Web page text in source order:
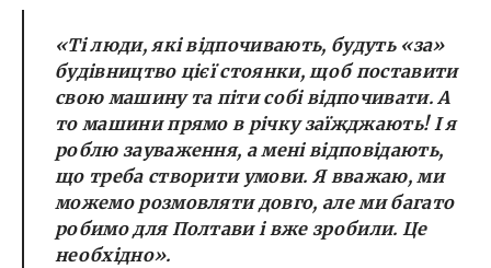
«Ті люди, які відпочивають, будуть «за»
будівництво цієї стоянки, щоб поставити
свою машину та піти собі відпочивати. А
то машини прямо в річку заїжджають! І я
роблю зауваження, а мені відповідають,
що треба створити умови. Я вважаю, ми
можемо розмовляти довго, але ми багато
робимо для Полтави і вже зробили. Це
необхідно».